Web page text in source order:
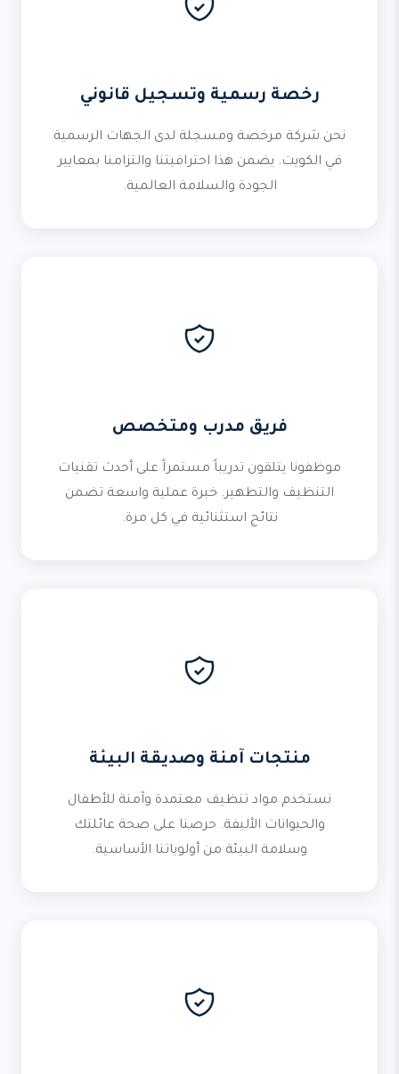
رخصة رسمية وتسجيل قانوني
نحن شركة مرخصة ومسجلة لدى الجهات الرسمية
في الكويت. يضمن هذا احترافيتنا والتزامنا بمعايير
الجودة والسلامة العالمية.
فريق مدرب ومتخصص
موظفونا يتلقون تدريباً مستمراً على أحدث تقنيات
التنظيف والتطهير. خبرة عملية واسعة تضمن
نتائج استثنائية في كل مرة.
منتجات آمنة وصديقة البيئة
نستخدم مواد تنظيف معتمدة وآمنة للأطفال
والحيوانات الأليفة. حرصنا على صحة عائلتك
وسلامة البيئة من أولوياتنا الأساسية.